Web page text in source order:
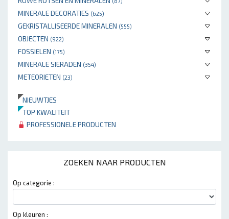
MINERALE DECORATIES (625)
GEKRISTALLISEERDE MINERALEN (555)
OBJECTEN (922)
FOSSIELEN (175)
MINERALE SIERADEN (354)
METEORIETEN (23)
NIEUWTJES
TOP KWALITEIT
PROFESSIONELE PRODUCTEN
ZOEKEN NAAR PRODUCTEN
Op categorie :
Op kleuren :